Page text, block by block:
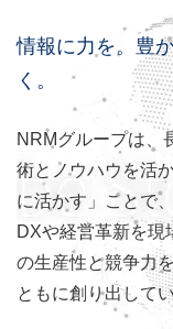
情報に力を。豊
く。
NRMグループは、
術とノウハウを活
に活かす」ことで
DXや経営革新を現
の生産性と競争力
ともに創り出して